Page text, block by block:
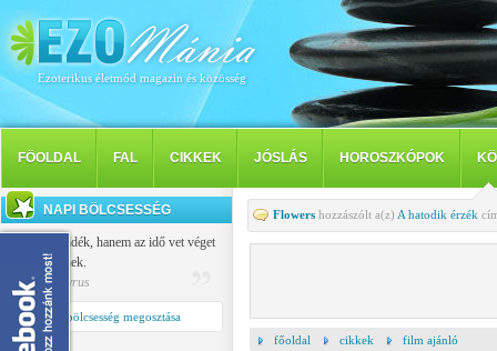
Ezoterikus életmód magazin és közösség
FÖOLDAL FAL CIKKEK JÓSLÁS HOROSZKÓPOK
NAPI BÖLCSESSÉG
Nem a szándék, hanem az idő vet véget
a szerelemnek.
Publilius Syrus
Napi bölcsesség megosztása
Flowers hozzászólt a(z) A hatodik érzék
főoldal cikkek film ajánló